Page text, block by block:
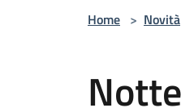
Home > Novità